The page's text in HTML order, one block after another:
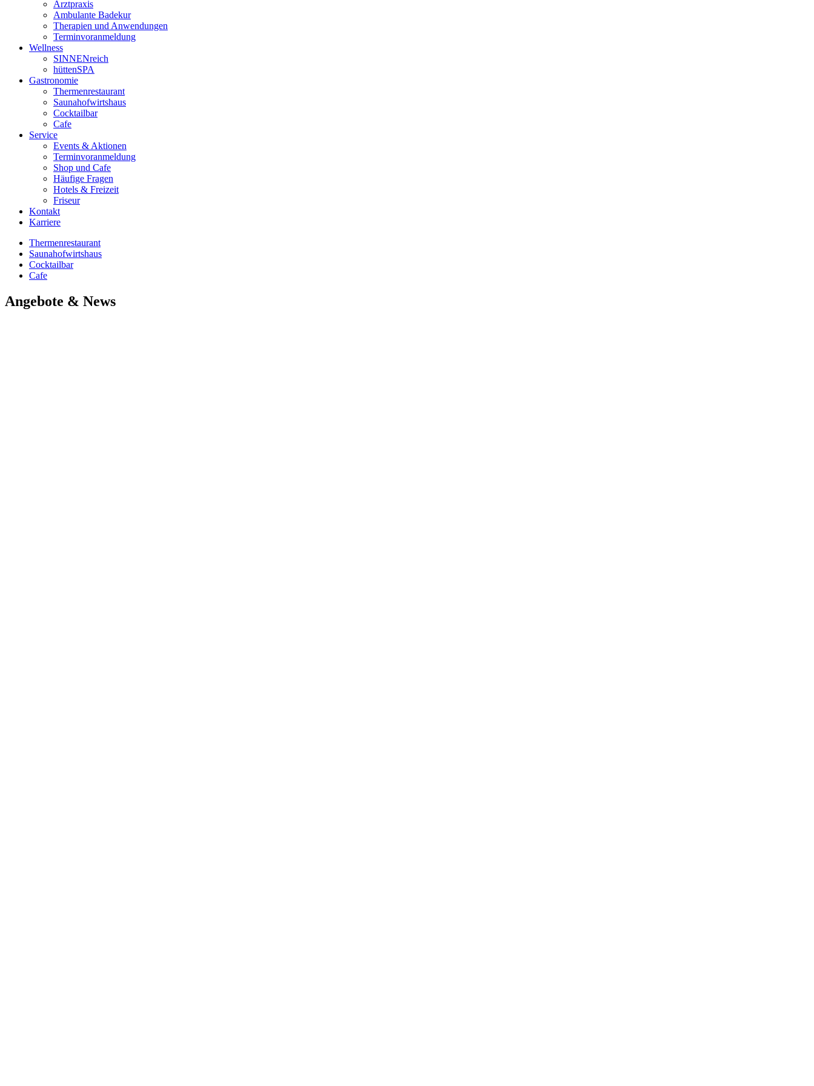
Arztpraxis
Ambulante Badekur
Therapien und Anwendungen
Terminvoranmeldung
Wellness
SINNENreich
hüttenSPA
Gastronomie
Thermenrestaurant
Saunahofwirtshaus
Cocktailbar
Cafe
Service
Events & Aktionen
Terminvoranmeldung
Shop und Cafe
Häufige Fragen
Hotels & Freizeit
Friseur
Kontakt
Karriere
Thermenrestaurant
Saunahofwirtshaus
Cocktailbar
Cafe
Angebote & News